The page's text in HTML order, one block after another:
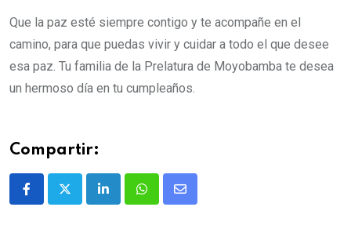
Que la paz esté siempre contigo y te acompañe en el
camino, para que puedas vivir y cuidar a todo el que desee
esa paz. Tu familia de la Prelatura de Moyobamba te desea
un hermoso día en tu cumpleaños.
Compartir: